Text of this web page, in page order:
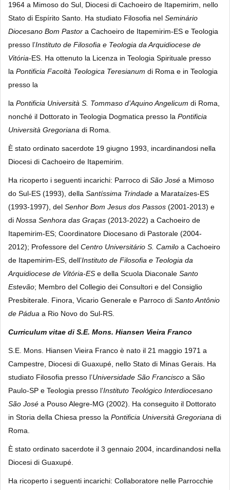
1964 a Mimoso do Sul, Diocesi di Cachoeiro de Itapemirim, nello
Stato di Espírito Santo. Ha studiato Filosofia nel Seminário
Diocesano Bom Pastor a Cachoeiro de Itapemirim-ES e Teologia
presso l’Instituto de Filosofia e Teologia da Arquidiocese de
Vitória-ES. Ha ottenuto la Licenza in Teologia Spirituale presso
la Pontificia Facoltà Teologica Teresianum di Roma e in Teologia
presso la
la Pontificia Università S. Tommaso d’Aquino Angelicum di Roma,
nonché il Dottorato in Teologia Dogmatica presso la Pontificia
Università Gregoriana di Roma.
È stato ordinato sacerdote 19 giugno 1993, incardinandosi nella
Diocesi di Cachoeiro de Itapemirim.
Ha ricoperto i seguenti incarichi: Parroco di São José a Mimoso
do Sul-ES (1993), della Santíssima Trindade a Marataízes-ES
(1993-1997), del Senhor Bom Jesus dos Passos (2001-2013) e
di Nossa Senhora das Graças (2013-2022) a Cachoeiro de
Itapemirim-ES; Coordinatore Diocesano di Pastorale (2004-
2012); Professore del Centro Universitário S. Camilo a Cachoeiro
de Itapemirim-ES, dell’Instituto de Filosofia e Teologia da
Arquidiocese de Vitória-ES e della Scuola Diaconale Santo
Estevão; Membro del Collegio dei Consultori e del Consiglio
Presbiterale. Finora, Vicario Generale e Parroco di Santo Antônio
de Pádua a Rio Novo do Sul-RS.
Curriculum vitae di S.E. Mons. Hiansen Vieira Franco
S.E. Mons. Hiansen Vieira Franco è nato il 21 maggio 1971 a
Campestre, Diocesi di Guaxupé, nello Stato di Minas Gerais. Ha
studiato Filosofia presso l’Universidade São Francisco a São
Paulo-SP e Teologia presso l’Instituto Teológico Interdiocesano
São José a Pouso Alegre-MG (2002). Ha conseguito il Dottorato
in Storia della Chiesa presso la Pontificia Università Gregoriana di
Roma.
È stato ordinato sacerdote il 3 gennaio 2004, incardinandosi nella
Diocesi di Guaxupé.
Ha ricoperto i seguenti incarichi: Collaboratore nelle Parrocchie